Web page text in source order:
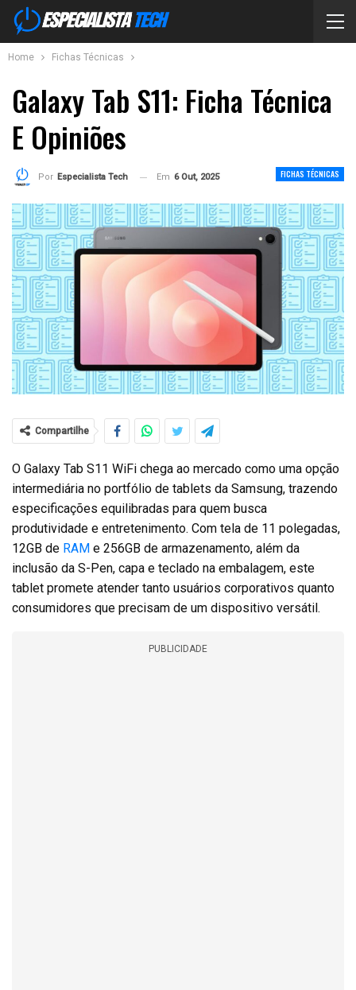
Home Fichas Técnicas
Galaxy Tab S11: Ficha Técnica
E Opiniões
FICHAS TÉCNICAS
Por Especialista Tech Em 6 Out, 2025
Compartilhe
O Galaxy Tab S11 WiFi chega ao mercado como uma opção
intermediária no portfólio de tablets da Samsung, trazendo
especificações equilibradas para quem busca
produtividade e entretenimento. Com tela de 11 polegadas,
12GB de RAM e 256GB de armazenamento, além da
inclusão da S-Pen, capa e teclado na embalagem, este
tablet promete atender tanto usuários corporativos quanto
consumidores que precisam de um dispositivo versátil.
PUBLICIDADE